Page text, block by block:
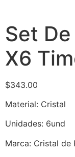
Set
X6
$343.00
Material: Cristal
Unidades: 6und
Marca: Cristal de